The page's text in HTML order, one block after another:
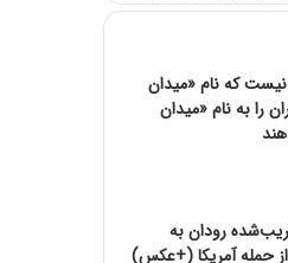
که نام «میدان
را به نام «میدان
رودان به
حمله آمریکا (+عکس)